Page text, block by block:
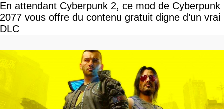
En attendant Cyberpunk 2, ce mod de Cyberpunk
2077 vous offre du contenu gratuit digne d’un vrai
DLC